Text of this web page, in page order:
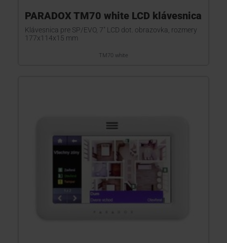
PARADOX TM70 white LCD klávesnica
Klávesnica pre SP/EVO, 7" LCD dot. obrazovka, rozmery
177x114x15 mm
TM70 white